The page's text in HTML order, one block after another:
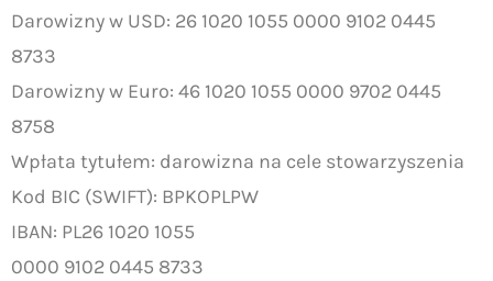
Darowizny w USD: 26 1020 1055 0000 9102 0445
8733
Darowizny w Euro: 46 1020 1055 0000 9702 0445
8758
Wpłata tytułem: darowizna na cele stowarzyszenia
Kod BIC (SWIFT): BPKOPLPW
IBAN: PL26 1020 1055
0000 9102 0445 8733